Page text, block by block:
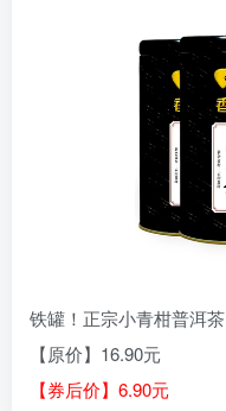
铁罐！正宗小青柑普洱茶
【原价】16.90元
【券后价】6.90元